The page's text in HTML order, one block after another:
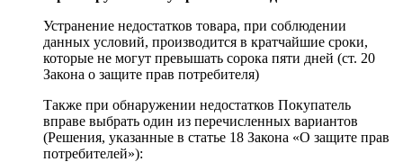
Устранение недостатков товара, при соблюдении
данных условий, производится в кратчайшие сроки,
которые не могут превышать сорока пяти дней (ст. 20
Закона о защите прав потребителя)
Также при обнаружении недостатков Покупатель
вправе выбрать один из перечисленных вариантов
(Решения, указанные в статье 18 Закона «О защите прав
потребителей»):